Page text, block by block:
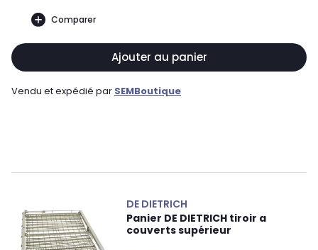
Comparer
Ajouter au panier
Vendu et expédié par SEMBoutique
DE DIETRICH
Panier DE DIETRICH tiroir a
couverts supérieur